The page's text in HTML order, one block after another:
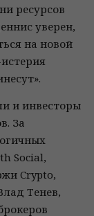
ресурсов
уверен,
на новой
и инвесторы
За
Social,
Crypto,
Тенев,